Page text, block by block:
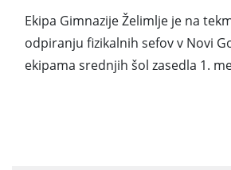
Ekipa Gimnazije Želimlje je na
odpiranju fizikalnih sefov v Novi
ekipama srednjih šol zasedla 1.